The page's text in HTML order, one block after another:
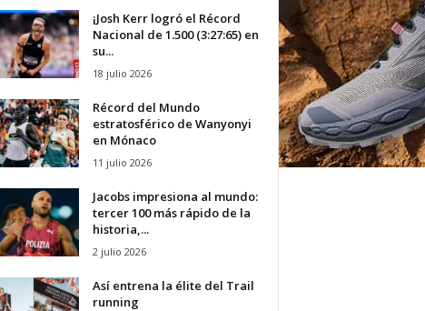
¡Josh Kerr logró el Récord
Nacional de 1.500 (3:27:65) en
su...
18 julio 2026
Récord del Mundo
estratosférico de Wanyonyi
en Mónaco
11 julio 2026
Jacobs impresiona al mundo:
tercer 100 más rápido de la
historia,...
2 julio 2026
Así entrena la élite del Trail
running